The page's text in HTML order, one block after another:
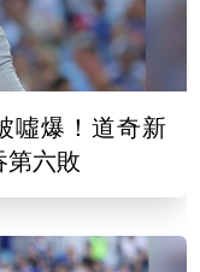
噓爆！道奇新
六敗